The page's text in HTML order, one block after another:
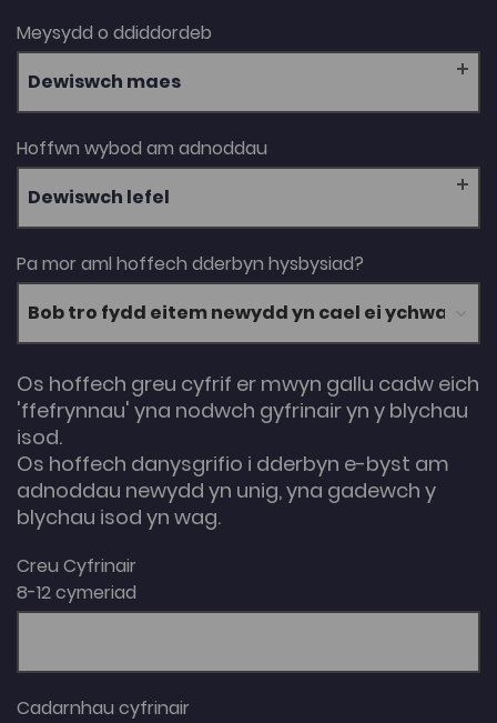
Meysydd o ddiddordeb
Dewiswch maes
Hoffwn wybod am adnoddau
Dewiswch lefel
Pa mor aml hoffech dderbyn hysbysiad?
Os hoffech greu cyfrif er mwyn gallu cadw eich
'ffefrynnau' yna nodwch gyfrinair yn y blychau
isod.
Os hoffech danysgrifio i dderbyn e-byst am
adnoddau newydd yn unig, yna gadewch y
blychau isod yn wag.
Creu Cyfrinair
8-12 cymeriad
Cadarnhau cyfrinair